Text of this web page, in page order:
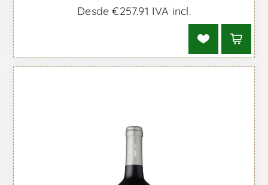
Desde €257,91 IVA incl.